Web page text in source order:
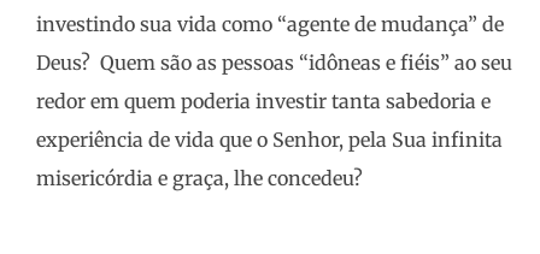
investindo sua vida como “agente de mudança” de
Deus? Quem são as pessoas “idôneas e fiéis” ao seu
redor em quem poderia investir tanta sabedoria e
experiência de vida que o Senhor, pela Sua infinita
misericórdia e graça, lhe concedeu?